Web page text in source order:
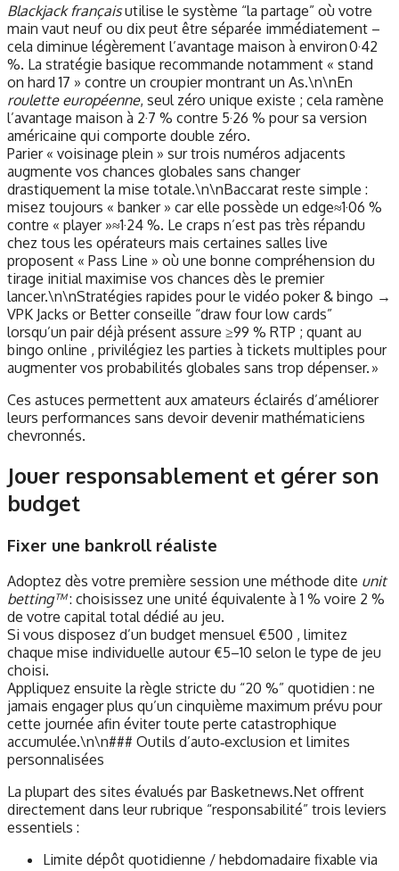
Blackjack françaisutilise le système “la partage” où votre
main vaut neuf ou dix peut être séparée immédiatement –
cela diminue légèrement l’avantage maison à environ 0·42
%. La stratégie basique recommande notamment « stand
on hard 17 » contre un croupier montrant un As.\n\nEn
roulette européenne, seul zéro unique existe ; cela ramène
l’avantage maison à 2·7 % contre 5·26 % pour sa version
américaine qui comporte double zéro.
Parier « voisinage plein » sur trois numéros adjacents
augmente vos chances globales sans changer
drastiquement la mise totale.\n\nBaccarat reste simple :
misez toujours « banker » car elle possède un edge≈1·06 %
contre « player »≈1·24 %. Le craps n’est pas très répandu
chez tous les opérateurs mais certaines salles live
proposent « Pass Line » où une bonne compréhension du
tirage initial maximise vos chances dès le premier
lancer.\n\nStratégies rapides pour le vidéo poker & bingo →
VPK Jacks or Better conseille “draw four low cards”
lorsqu’un pair déjà présent assure ≥99 % RTP ; quant au
bingo online , privilégiez les parties à tickets multiples pour
augmenter vos probabilités globales sans trop dépenser. »
Ces astuces permettent aux amateurs éclairés d’améliorer
leurs performances sans devoir devenir mathématiciens
chevronnés.
Jouer responsablement et gérer son
budget
Fixer une bankroll réaliste
Adoptez dès votre première session une méthode dite unit
betting™: choisissez une unité équivalente à 1 % voire 2 %
de votre capital total dédié au jeu.
Si vous disposez d’un budget mensuel €500 , limitez
chaque mise individuelle autour €5–10 selon le type de jeu
choisi.
Appliquez ensuite la règle stricte du “20 %” quotidien : ne
jamais engager plus qu’un cinquième maximum prévu pour
cette journée afin éviter toute perte catastrophique
accumulée.\n\n### Outils d’auto‑exclusion et limites
personnalisées
La plupart des sites évalués par Basketnews.Net offrent
directement dans leur rubrique “responsabilité” trois leviers
essentiels :
Limite dépôt quotidienne / hebdomadaire fixable via